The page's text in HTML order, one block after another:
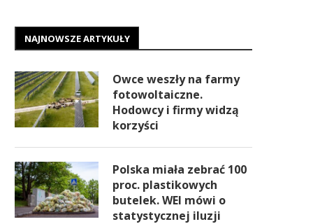
NAJNOWSZE ARTYKUŁY
Owce weszły na farmy
fotowoltaiczne.
Hodowcy i firmy widzą
korzyści
Polska miała zebrać 100
proc. plastikowych
butelek. WEI mówi o
statystycznej iluzji